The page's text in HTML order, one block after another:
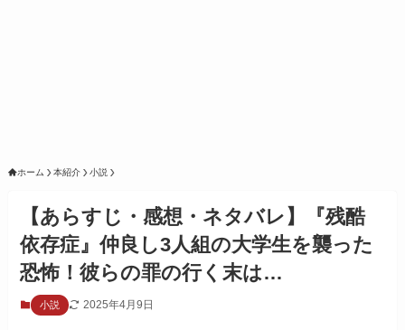
ホーム 本紹介 小説
【あらすじ・感想・ネタバレ】『残酷
依存症』仲良し3人組の大学生を襲った
恐怖！彼らの罪の行く末は…
小説 2025年4月9日